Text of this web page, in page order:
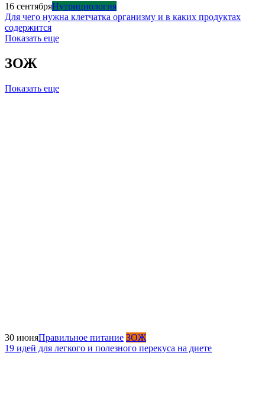
16 сентябряНутрициология
Для чего нужна клетчатка организму и в каких продуктах
содержится
Показать еще
ЗОЖ
Показать еще
30 июняПравильное питание ЗОЖ
19 идей для легкого и полезного перекуса на диете